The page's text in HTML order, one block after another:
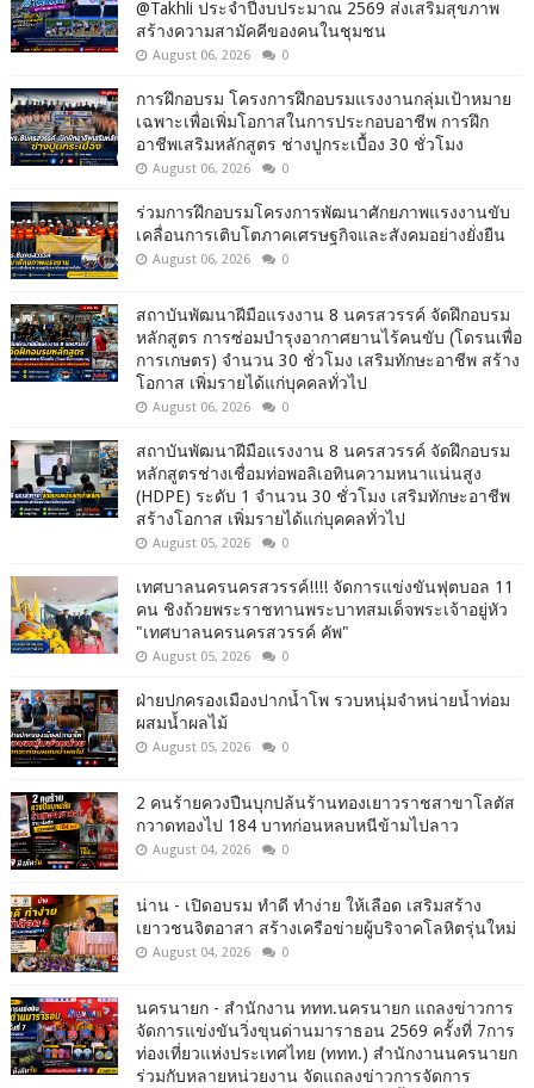
@Takhli ประจำปีงบประมาณ 2569 ส่งเสริมสุขภาพ
สร้างความสามัคคีของคนในชุมชน
August 06, 2026 0
การฝึกอบรม โครงการฝึกอบรมแรงงานกลุ่มเป้าหมาย
เฉพาะเพื่อเพิ่มโอกาสในการประกอบอาชีพ การฝึก
อาชีพเสริมหลักสูตร ช่างปูกระเบื้อง 30 ชั่วโมง
August 06, 2026 0
ร่วมการฝึกอบรมโครงการพัฒนาศักยภาพแรงงานขับ
เคลื่อนการเติบโตภาคเศรษฐกิจและสังคมอย่างยั่งยืน
August 06, 2026 0
สถาบันพัฒนาฝีมือแรงงาน 8 นครสวรรค์ จัดฝึกอบรม
หลักสูตร การซ่อมบำรุงอากาศยานไร้คนขับ (โดรนเพื่อ
การเกษตร) จำนวน 30 ชั่วโมง เสริมทักษะอาชีพ สร้าง
โอกาส เพิ่มรายได้แก่บุคคลทั่วไป
August 06, 2026 0
สถาบันพัฒนาฝีมือแรงงาน 8 นครสวรรค์ จัดฝึกอบรม
หลักสูตรช่างเชื่อมท่อพอลิเอทินความหนาแน่นสูง
(HDPE) ระดับ 1 จำนวน 30 ชั่วโมง เสริมทักษะอาชีพ
สร้างโอกาส เพิ่มรายได้แก่บุคคลทั่วไป
August 05, 2026 0
เทศบาลนครนครสวรรค์!!!! จัดการแข่งขันฟุตบอล 11
คน ชิงถ้วยพระราชทานพระบาทสมเด็จพระเจ้าอยู่หัว
"เทศบาลนครนครสวรรค์ คัพ"
August 05, 2026 0
ฝ่ายปกครองเมืองปากน้ำโพ รวบหนุ่มจำหน่ายน้ำท่อม
ผสมน้ำผลไม้
August 05, 2026 0
2 คนร้ายควงปืนบุกปล้นร้านทองเยาวราชสาขาโลตัส
กวาดทองไป 184 บาทก่อนหลบหนีข้ามไปลาว
August 04, 2026 0
น่าน - เปิดอบรม ทำดี ทำง่าย ให้เลือด เสริมสร้าง
เยาวชนจิตอาสา สร้างเครือข่ายผู้บริจาคโลหิตรุ่นใหม่
August 04, 2026 0
นครนายก - สำนักงาน ททท.นครนายก แถลงข่าวการ
จัดการแข่งขันวิ่งขุนด่านมาราธอน 2569 ครั้งที่ 7การ
ท่องเที่ยวแห่งประเทศไทย (ททท.) สำนักงานนครนายก
ร่วมกับหลายหน่วยงาน จัดแถลงข่าวการจัดการ